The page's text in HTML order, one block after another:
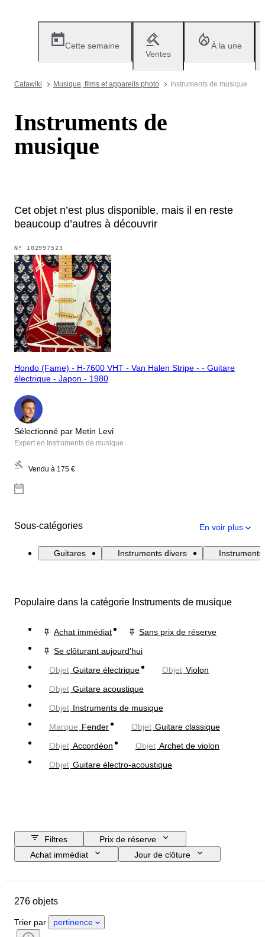
Cette semaine
Ventes
À la une
Catawiki Musique, films et appareils photo Instruments de musique
Instruments de
musique
Cet objet n’est plus disponible, mais il en reste
beaucoup d’autres à découvrir
Nº 102997523
Hondo (Fame) - H-7600 VHT - Van Halen Stripe - - Guitare
électrique - Japon - 1980
Sélectionné par Metin Levi
Expert en Instruments de musique
Vendu à 175 €
Sous-catégories En voir plus
Guitares Instruments divers
Populaire dans la catégorie Instruments de musique
Achat immédiat
Sans prix de réserve
Se clôturant aujourd'hui
Objet Guitare électrique Objet Violon
Objet Guitare acoustique
Objet Instruments de musique
Marque Fender Objet Guitare classique
Objet Accordéon Objet Archet de violon
Objet Guitare électro-acoustique
Filtres
Prix de réserve
Achat immédiat
Jour de clôture
Matériau
Époque
Testé et en état de marche
276 objets
Trier par pertinence